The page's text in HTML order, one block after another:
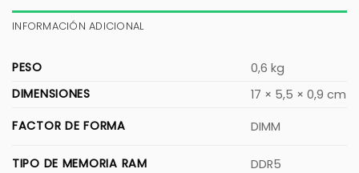
INFORMACIÓN ADICIONAL
PESO
0,6 kg
DIMENSIONES
17 × 5,5 × 0,9 cm
FACTOR DE FORMA
DIMM
TIPO DE MEMORIA RAM DDR5